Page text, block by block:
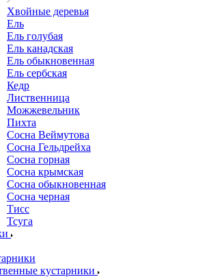
Хвойные деревья
Ель
Ель голубая
Ель канадская
Ель обыкновенная
Ель сербская
Кедр
Лиственница
Можжевельник
Пихта
Сосна Веймутова
Сосна Гельдрейха
Сосна горная
Сосна крымская
Сосна обыкновенная
Сосна черная
Тисс
Тсуга
кустарники